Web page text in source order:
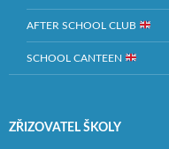
AFTER SCHOOL CLUB
SCHOOL CANTEEN
ZŘIZOVATEL ŠKOLY